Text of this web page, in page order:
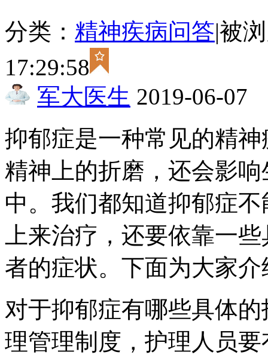
分类： 精神疾病问答|被
17:29:58
军大医生 2019-06-07
抑郁症是一种常见的精
精神上的折磨，还会影
中。我们都知道抑郁症
上来治疗，还要依靠一
者的症状。下面为大家
对于抑郁症有哪些具体
理管理制度，护理人员